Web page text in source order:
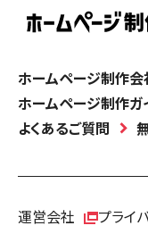
ホームページ制作会
ホームページ制作ガ
よくあるご質問
運営会社 プライ